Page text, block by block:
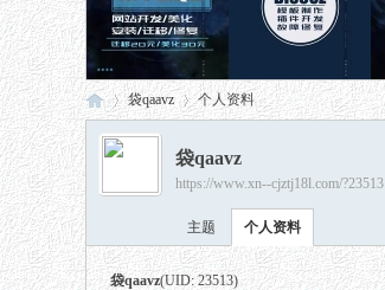
›
袋qaavz 个人资料
袋qaavz
https://www.xn--cjztj18l.com/?23513
主题 个人资料
袋qaavz(UID: 23513)